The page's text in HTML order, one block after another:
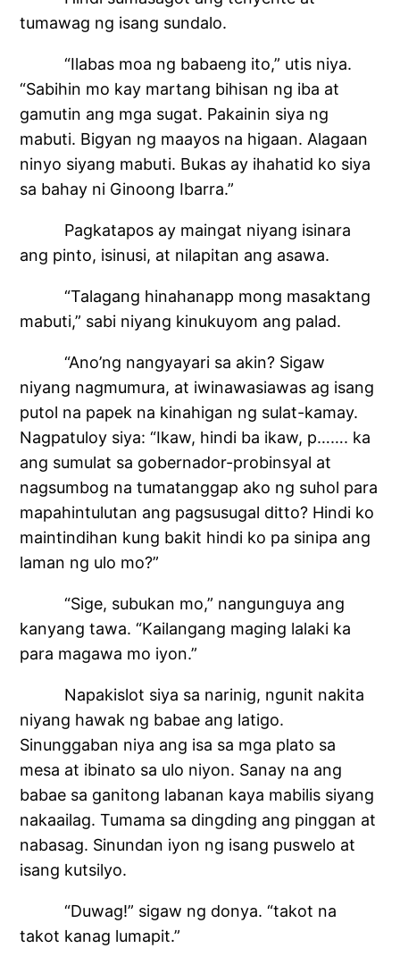
tumawag ng isang sundalo.
“Ilabas moa ng babaeng ito,” utis niya.
“Sabihin mo kay martang bihisan ng iba at
gamutin ang mga sugat. Pakainin siya ng
mabuti. Bigyan ng maayos na higaan. Alagaan
ninyo siyang mabuti. Bukas ay ihahatid ko siya
sa bahay ni Ginoong Ibarra.”
Pagkatapos ay maingat niyang isinara
ang pinto, isinusi, at nilapitan ang asawa.
“Talagang hinahanapp mong masaktang
mabuti,” sabi niyang kinukuyom ang palad.
“Ano’ng nangyayari sa akin? Sigaw
niyang nagmumura, at iwinawasiawas ag isang
putol na papek na kinahigan ng sulat-kamay.
Nagpatuloy siya: “Ikaw, hindi ba ikaw, p……. ka
ang sumulat sa gobernador-probinsyal at
nagsumbog na tumatanggap ako ng suhol para
mapahintulutan ang pagsusugal ditto? Hindi ko
maintindihan kung bakit hindi ko pa sinipa ang
laman ng ulo mo?”
“Sige, subukan mo,” nangunguya ang
kanyang tawa. “Kailangang maging lalaki ka
para magawa mo iyon.”
Napakislot siya sa narinig, ngunit nakita
niyang hawak ng babae ang latigo.
Sinunggaban niya ang isa sa mga plato sa
mesa at ibinato sa ulo niyon. Sanay na ang
babae sa ganitong labanan kaya mabilis siyang
nakaailag. Tumama sa dingding ang pinggan at
nabasag. Sinundan iyon ng isang puswelo at
isang kutsilyo.
“Duwag!” sigaw ng donya. “takot na
takot kanag lumapit.”